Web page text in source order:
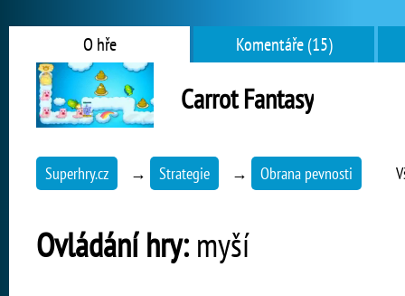
O hře Komentáře (15)
Carrot Fantasy
Superhry.cz → Strategie → Obrana pevnosti
Ovládání hry: myší